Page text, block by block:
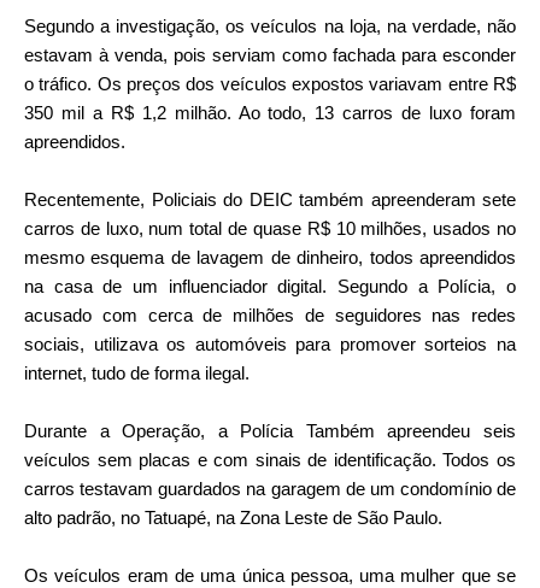
Segundo a investigação, os veículos na loja, na verdade, não
estavam à venda, pois serviam como fachada para esconder
o tráfico. Os preços dos veículos expostos variavam entre R$
350 mil a R$ 1,2 milhão. Ao todo, 13 carros de luxo foram
apreendidos.
Recentemente, Policiais do DEIC também apreenderam sete
carros de luxo, num total de quase R$ 10 milhões, usados no
mesmo esquema de lavagem de dinheiro, todos apreendidos
na casa de um influenciador digital. Segundo a Polícia, o
acusado com cerca de milhões de seguidores nas redes
sociais, utilizava os automóveis para promover sorteios na
internet, tudo de forma ilegal.
Durante a Operação, a Polícia Também apreendeu seis
veículos sem placas e com sinais de identificação. Todos os
carros testavam guardados na garagem de um condomínio de
alto padrão, no Tatuapé, na Zona Leste de São Paulo.
Os veículos eram de uma única pessoa, uma mulher que se